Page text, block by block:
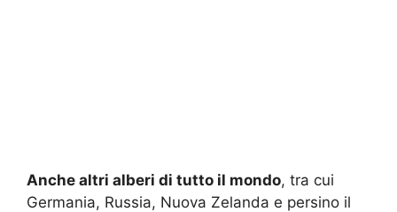
Anche altri alberi di tutto il mondo, tra cui
Germania, Russia, Nuova Zelanda e persino il